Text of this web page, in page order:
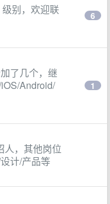
别，欢迎联
6
了几个，继
Android/
1
人，其他岗位
计/产品等